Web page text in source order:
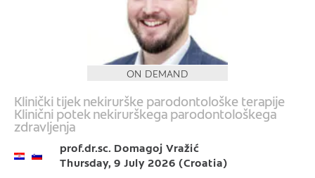
ON DEMAND
Klinički tijek nekirurške parodontološke terapije
Klinični potek nekirurškega parodontološkega
zdravljenja
prof.dr.sc. Domagoj Vražić
Thursday, 9 July 2026 (Croatia)